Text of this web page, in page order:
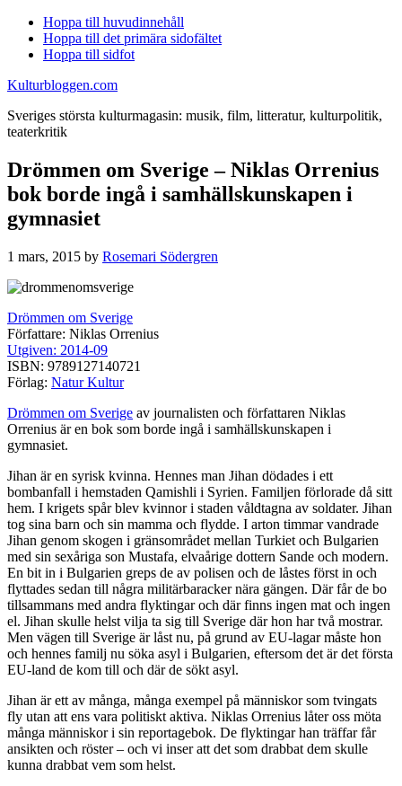
Hoppa till huvudinnehåll
Hoppa till det primära sidofältet
Hoppa till sidfot
Kulturbloggen.com
Sveriges största kulturmagasin: musik, film, litteratur, kulturpolitik,
teaterkritik
Drömmen om Sverige – Niklas Orrenius
bok borde ingå i samhällskunskapen i
gymnasiet
1 mars, 2015 by Rosemari Södergren
Drömmen om Sverige
Författare: Niklas Orrenius
Utgiven: 2014-09
ISBN: 9789127140721
Förlag: Natur Kultur
Drömmen om Sverige av journalisten och författaren Niklas
Orrenius är en bok som borde ingå i samhällskunskapen i
gymnasiet.
Jihan är en syrisk kvinna. Hennes man Jihan dödades i ett
bombanfall i hemstaden Qamishli i Syrien. Familjen förlorade då sitt
hem. I krigets spår blev kvinnor i staden våldtagna av soldater. Jihan
tog sina barn och sin mamma och flydde. I arton timmar vandrade
Jihan genom skogen i gränsområdet mellan Turkiet och Bulgarien
med sin sexåriga son Mustafa, elvaårige dottern Sande och modern.
En bit in i Bulgarien greps de av polisen och de låstes först in och
flyttades sedan till några militärbaracker nära gängen. Där får de bo
tillsammans med andra flyktingar och där finns ingen mat och ingen
el. Jihan skulle helst vilja ta sig till Sverige där hon har två mostrar.
Men vägen till Sverige är låst nu, på grund av EU-lagar måste hon
och hennes familj nu söka asyl i Bulgarien, eftersom det är det första
EU-land de kom till och där de sökt asyl.
Jihan är ett av många, många exempel på människor som tvingats
fly utan att ens vara politiskt aktiva. Niklas Orrenius låter oss möta
många människor i sin reportagebok. De flyktingar han träffar får
ansikten och röster – och vi inser att det som drabbat dem skulle
kunna drabbat vem som helst.